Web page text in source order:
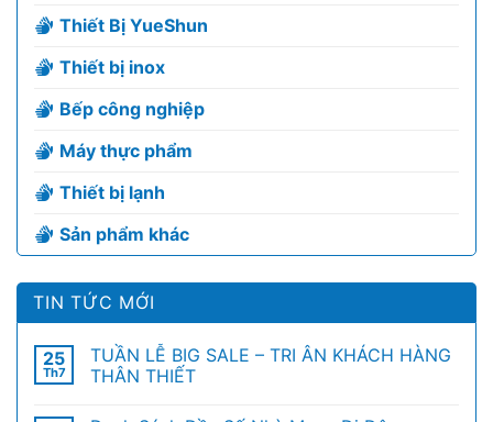
Thiết Bị YueShun
Thiết bị inox
Bếp công nghiệp
Máy thực phẩm
Thiết bị lạnh
Sản phẩm khác
TIN TỨC MỚI
25
Th7
TUẦN LỄ BIG SALE – TRI ÂN KHÁCH HÀNG
THÂN THIẾT